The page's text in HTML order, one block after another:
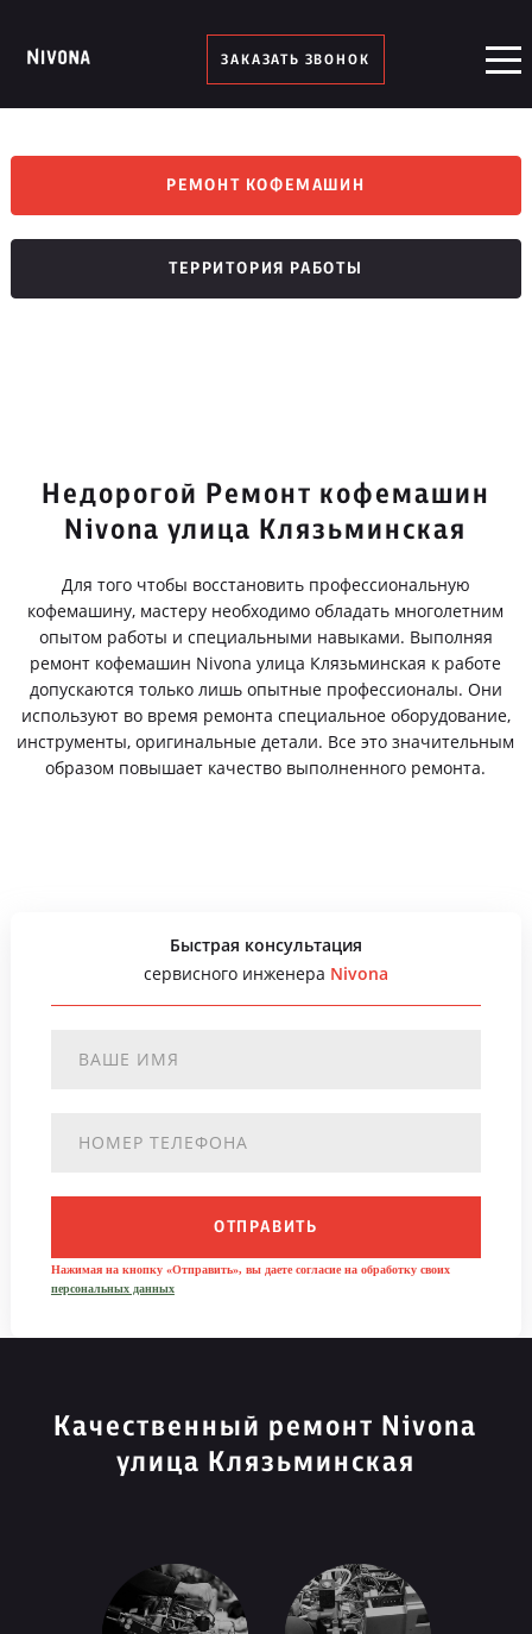
ЗАКАЗАТЬ ЗВОНОК
РЕМОНТ КОФЕМАШИН
ТЕРРИТОРИЯ РАБОТЫ
Недорогой Ремонт кофемашин
Nivona улица Клязьминская
Для того чтобы восстановить профессиональную
кофемашину, мастеру необходимо обладать многолетним
опытом работы и специальными навыками. Выполняя
ремонт кофемашин Nivona улица Клязьминская к работе
допускаются только лишь опытные профессионалы. Они
используют во время ремонта специальное оборудование,
инструменты, оригинальные детали. Все это значительным
образом повышает качество выполненного ремонта.
Быстрая консультация
сервисного инженера Nivona
ОТПРАВИТЬ
Нажимая на кнопку «Отправить», вы даете согласие на обработку своих
персональных данных
Качественный ремонт Nivona
улица Клязьминская